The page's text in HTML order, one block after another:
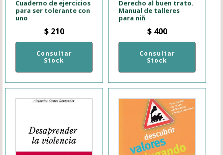
Cuaderno de ejercicios
para ser tolerante con
uno
$210
Consultar
Stock
Derecho al buen trato.
Manual de talleres
para niñ
$400
Consultar
Stock